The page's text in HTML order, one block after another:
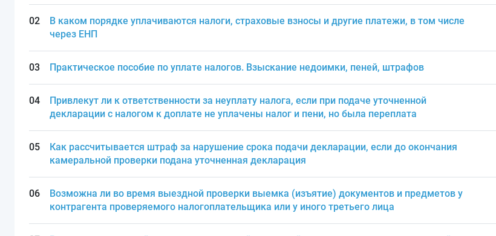
В каком порядке уплачиваются налоги, страховые взносы и другие платежи, в том числе
через ЕНП
Практическое пособие по уплате налогов. Взыскание недоимки, пеней, штрафов
Привлекут ли к ответственности за неуплату налога, если при подаче уточненной
декларации с налогом к доплате не уплачены налог и пени, но была переплата
Как рассчитывается штраф за нарушение срока подачи декларации, если до окончания
камеральной проверки подана уточненная декларация
Возможна ли во время выездной проверки выемка (изъятие) документов и предметов у
контрагента проверяемого налогоплательщика или у иного третьего лица